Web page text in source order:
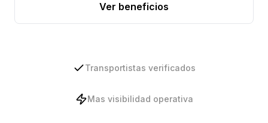
Ver beneficios
Transportistas verificados
Mas visibilidad operativa